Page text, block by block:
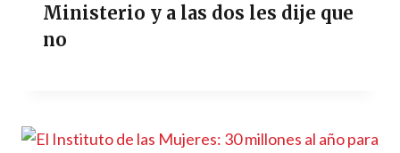
Ministerio y a las dos les dije que
no